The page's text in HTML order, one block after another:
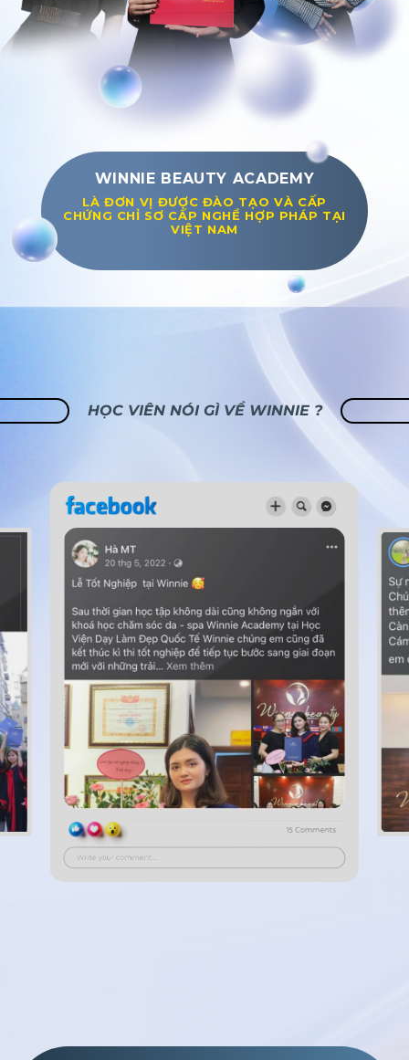
WINNIE BEAUTY ACADEMY
LÀ ĐƠN VỊ ĐƯỢC ĐÀO TẠO VÀ CẤP
CHỨNG CHỈ SƠ CẤP NGHỀ HỢP PHÁP TẠI
VIỆT NAM
HỌC VIÊN NÓI GÌ VỀ WINNIE ?